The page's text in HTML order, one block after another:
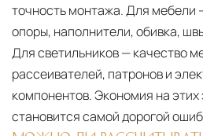
точность монтажа. Для мебели
опоры, наполнители, обивка,
Для светильников — качество
рассеивателей, патронов и
компонентов. Экономия на
становится самой дорогой